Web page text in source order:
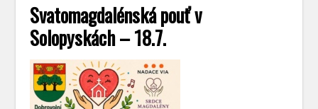
Svatomagdalénská pouť v
Solopyskách – 18.7.